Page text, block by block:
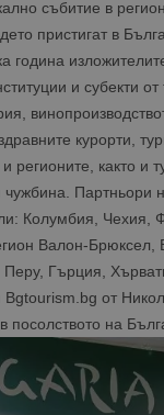
събитие в
пристигат в
година
и субекти
курорти,
регионите, както и
Партньори
Колумбия, Чехия,
Валон-Брюксел,
Перу, Гърция,
Bgtourism.bg от
посолството на